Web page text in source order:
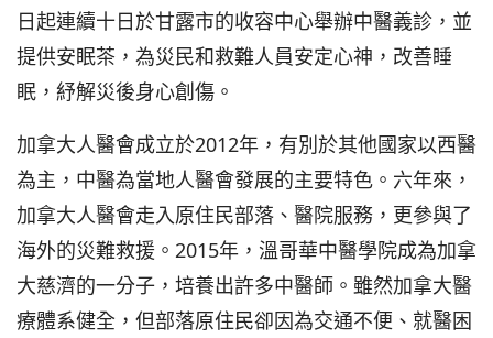
日起連續十日於甘露市的收容中心舉辦中醫義診，並
提供安眠茶，為災民和救難人員安定心神，改善睡
眠，紓解災後身心創傷。
加拿大人醫會成立於2012年，有別於其他國家以西醫
為主，中醫為當地人醫會發展的主要特色。六年來，
加拿大人醫會走入原住民部落、醫院服務，更參與了
海外的災難救援。2015年，溫哥華中醫學院成為加拿
大慈濟的一分子，培養出許多中醫師。雖然加拿大醫
療體系健全，但部落原住民卻因為交通不便、就醫困